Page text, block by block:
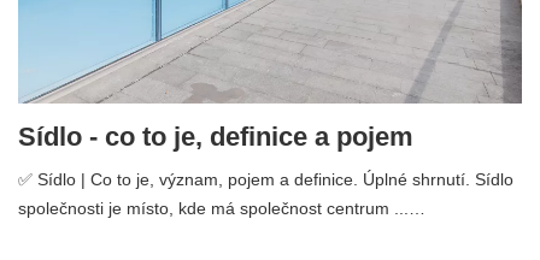
Sídlo - co to je, definice a pojem
✅ Sídlo | Co to je, význam, pojem a definice. Úplné shrnutí. Sídlo
společnosti je místo, kde má společnost centrum ...…